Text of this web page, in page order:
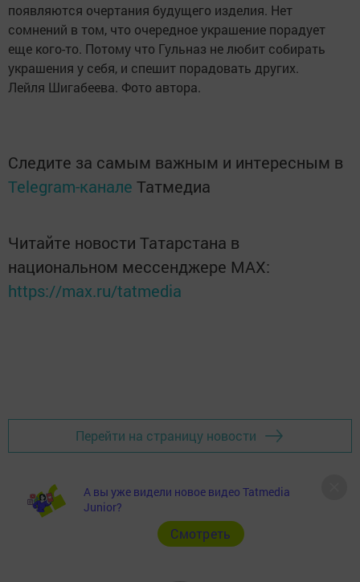
появляются очертания будущего изделия. Нет
сомнений в том, что очередное украшение порадует
еще кого-то. Потому что Гульназ не любит собирать
украшения у себя, и спешит порадовать других.
Лейля Шигабеева. Фото автора.
Следите за самым важным и интересным в
Telegram-канале Татмедиа
Читайте новости Татарстана в
национальном мессенджере MАХ:
https://max.ru/tatmedia
Перейти на страницу новости
А вы уже видели новое видео Tatmedia
Junior?
Cмотреть